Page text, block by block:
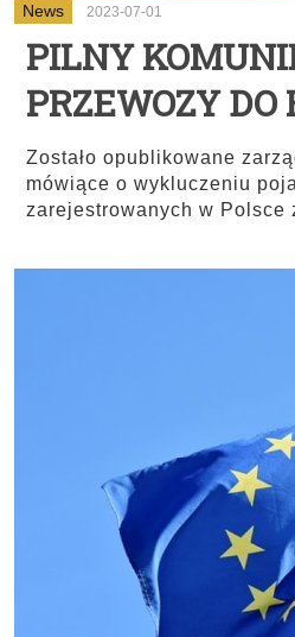
News 2023-07-01
PILNY
PRZEWOZY DO
Zostało opublikowane
mówiące o wykluczeniu
zarejestrowanych w Polsce